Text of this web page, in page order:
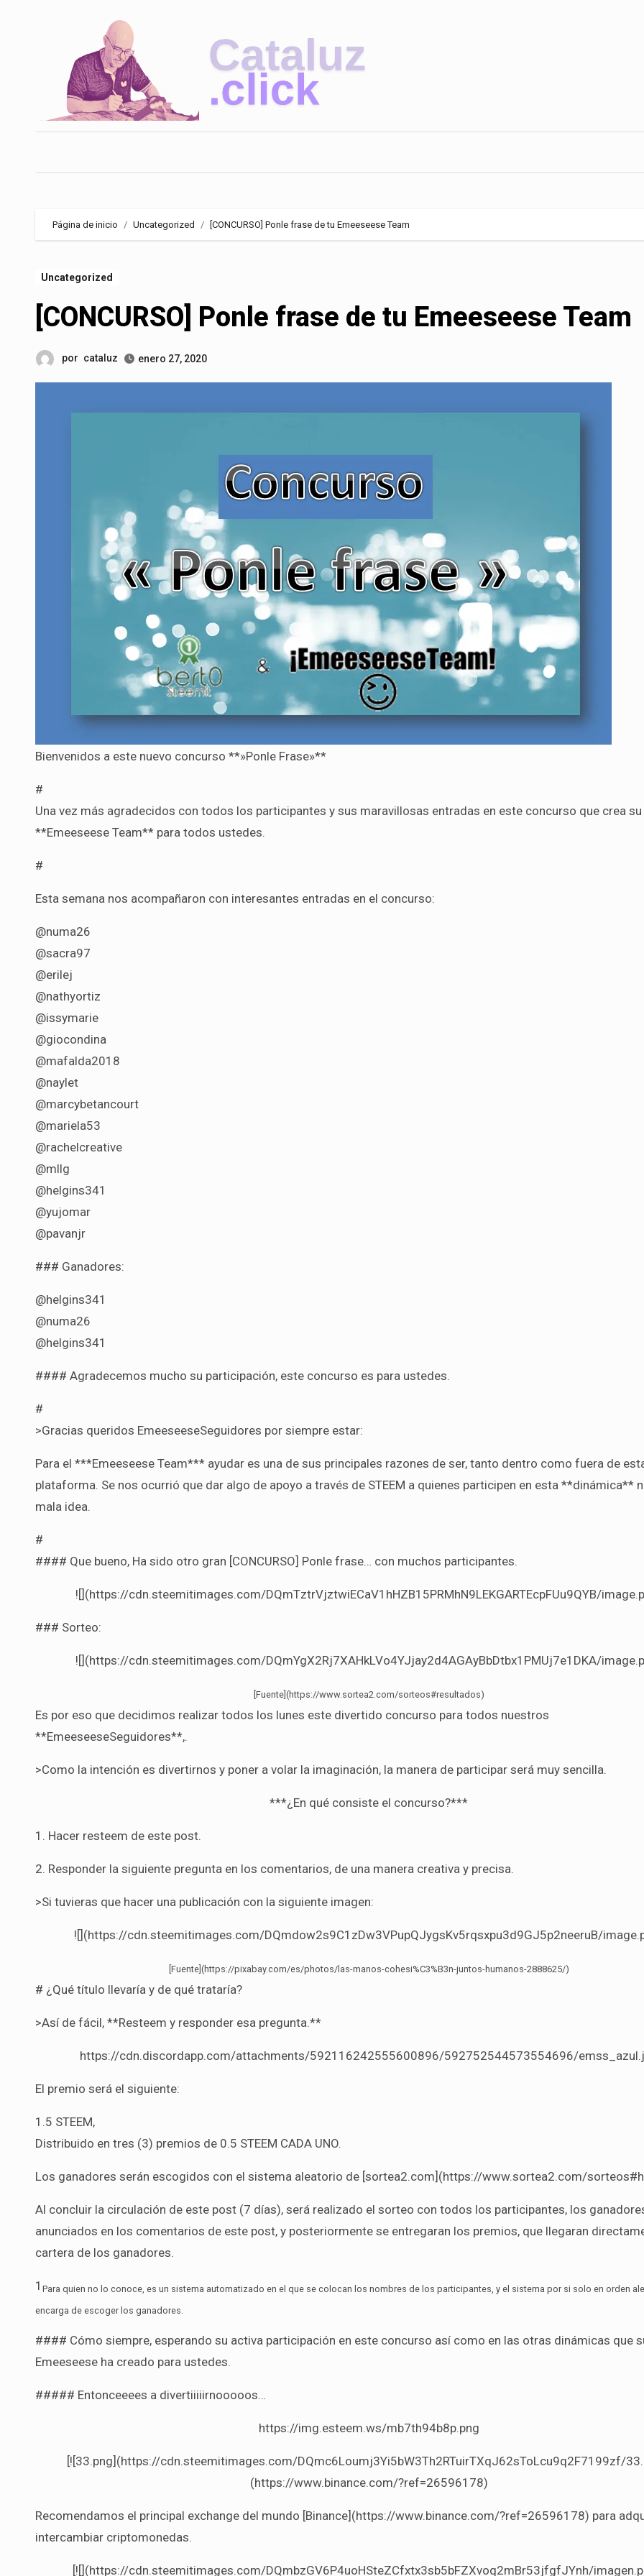
Página de inicio Uncategorized [CONCURSO] Ponle frase de tu Emeeseese Team
Uncategorized
[CONCURSO] Ponle frase de tu Emeeseese Team
por cataluz enero 27, 2020
Bienvenidos a este nuevo concurso **»Ponle Frase»**
#
Una vez más agradecidos con todos los participantes y sus maravillosas entradas en este concurso que crea su
**Emeeseese Team** para todos ustedes.
#
Esta semana nos acompañaron con interesantes entradas en el concurso:
@numa26
@sacra97
@erilej
@nathyortiz
@issymarie
@giocondina
@mafalda2018
@naylet
@marcybetancourt
@mariela53
@rachelcreative
@mllg
@helgins341
@yujomar
@pavanjr
### Ganadores:
@helgins341
@numa26
@helgins341
#### Agradecemos mucho su participación, este concurso es para ustedes.
#
>Gracias queridos EmeeseeseSeguidores por siempre estar:
Para el ***Emeeseese Team*** ayudar es una de sus principales razones de ser, tanto dentro como fuera de
plataforma. Se nos ocurrió que dar algo de apoyo a través de STEEM a quienes participen en esta **dinámica**
mala idea.
#
#### Que bueno, Ha sido otro gran [CONCURSO] Ponle frase… con muchos participantes.
![](https://cdn.steemitimages.com/DQmTztrVjztwiECaV1hHZB15PRMhN9LEKGARTEcpFUu9QYB/
### Sorteo:
![](https://cdn.steemitimages.com/DQmYgX2Rj7XAHkLVo4YJjay2d4AGAyBbDtbx1PMUj7e1DKA/
[Fuente](https://www.sortea2.com/sorteos#resultados)
Es por eso que decidimos realizar todos los lunes este divertido concurso para todos nuestros
**EmeeseeseSeguidores**,.
>Como la intención es divertirnos y poner a volar la imaginación, la manera de participar será muy sencilla.
***¿En qué consiste el concurso?***
1. Hacer resteem de este post.
2. Responder la siguiente pregunta en los comentarios, de una manera creativa y precisa.
>Si tuvieras que hacer una publicación con la siguiente imagen:
![](https://cdn.steemitimages.com/DQmdow2s9C1zDw3VPupQJygsKv5rqsxpu3d9GJ5p2neeruB/
[Fuente](https://pixabay.com/es/photos/las-manos-cohesi%C3%B3n-juntos-humanos-2888625/)
# ¿Qué título llevaría y de qué trataría?
>Así de fácil, **Resteem y responder esa pregunta.**
https://cdn.discordapp.com/attachments/592116242555600896/592752544573554696/
El premio será el siguiente:
1.5 STEEM,
Distribuido en tres (3) premios de 0.5 STEEM CADA UNO.
Los ganadores serán escogidos con el sistema aleatorio de [sortea2.com](https://www.sortea2.com/
Al concluir la circulación de este post (7 días), será realizado el sorteo con todos los participantes, los
anunciados en los comentarios de este post, y posteriormente se entregaran los premios, que llegaran
cartera de los ganadores.
1 Para quien no lo conoce, es un sistema automatizado en el que se colocan los nombres de los participantes, y el sistema por si solo en orden
encarga de escoger los ganadores.
#### Cómo siempre, esperando su activa participación en este concurso así como en las otras dinámicas que
Emeeseese ha creado para ustedes.
##### Entonceeees a divertiiiiirnooooos…
https://img.esteem.ws/mb7th94b8p.png
[![33.png](https://cdn.steemitimages.com/DQmc6Loumj3Yi5bW3Th2RTuirTXqJ62sToLcu9q2F7199zf/
(https://www.binance.com/?ref=26596178)
Recomendamos el principal exchange del mundo [Binance](https://www.binance.com/?ref=26596178) para
intercambiar criptomonedas.
[![](https://cdn.steemitimages.com/DQmbzGV6P4uoHSteZCfxtx3sb5bFZXvoq2mBr53jfgfJYnh/